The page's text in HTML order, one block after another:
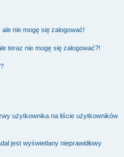
nie mogę się zalogować!
teraz nie mogę się zalogować?!
użytkownika na liście użytkowników
jest wyświetlany nieprawidłowy